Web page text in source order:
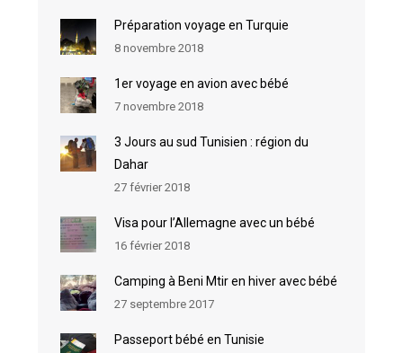
Préparation voyage en Turquie
8 novembre 2018
1er voyage en avion avec bébé
7 novembre 2018
3 Jours au sud Tunisien : région du
Dahar
27 février 2018
Visa pour l’Allemagne avec un bébé
16 février 2018
Camping à Beni Mtir en hiver avec bébé
27 septembre 2017
Passeport bébé en Tunisie